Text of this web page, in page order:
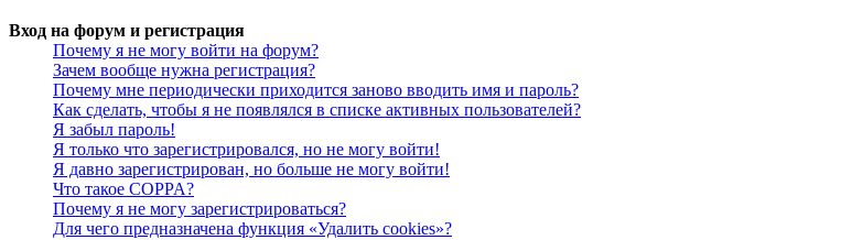
Вход на форум и регистрация
Почему я не могу войти на форум?
Зачем вообще нужна регистрация?
Почему мне периодически приходится заново вводить имя и пароль?
Как сделать, чтобы я не появлялся в списке активных пользователей?
Я забыл пароль!
Я только что зарегистрировался, но не могу войти!
Я давно зарегистрирован, но больше не могу войти!
Что такое COPPA?
Почему я не могу зарегистрироваться?
Для чего предназначена функция «Удалить cookies»?